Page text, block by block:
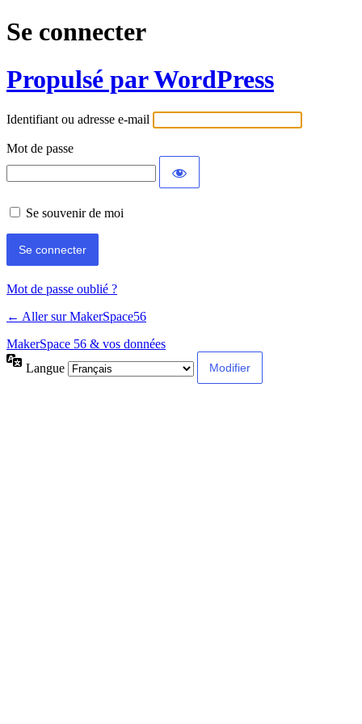
Se connecter
Propulsé par WordPress
Identifiant ou adresse e-mail
Mot de passe
Se souvenir de moi
Mot de passe oublié ?
← Aller sur MakerSpace56
MakerSpace 56 & vos données
Langue